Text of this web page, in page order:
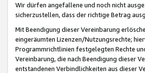
Wir dürfen angefallene und noch nicht
sicherzustellen, dass der richtige Betrag
Mit Beendigung dieser Vereinbarung
eingeräumten Lizenzen/Nutzungsrechte;
Programmrichtlinien festgelegten Rechte
Vereinbarung, die nach Beendigung dieser
entstandenen Verbindlichkeiten aus dieser